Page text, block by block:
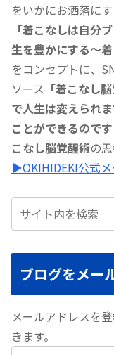
をいかにお洒落に
「着こなしは自分
生を豊かにする〜
をコンセプトに、
ソース 「着こなし
で人生は変えられ
ことができるのです
こなし脳覚醒術の
▶︎OKIHIDEKI公式
ブログをメー
メールアドレスを
きます。